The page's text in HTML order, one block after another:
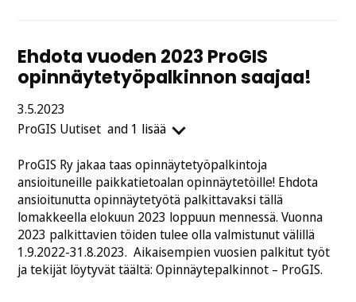
Ehdota vuoden 2023 ProGIS
opinnäytetyöpalkinnon saajaa!
Julkaistu
3.5.2023
Kategoriat:
ProGIS Uutiset and 1 lisää
ProGIS Ry jakaa taas opinnäytetyöpalkintoja
ansioituneille paikkatietoalan opinnäytetöille! Ehdota
ansioitunutta opinnäytetyötä palkittavaksi tällä
lomakkeella elokuun 2023 loppuun mennessä. Vuonna
2023 palkittavien töiden tulee olla valmistunut välillä
1.9.2022-31.8.2023. Aikaisempien vuosien palkitut työt
ja tekijät löytyvät täältä: Opinnäytepalkinnot – ProGIS.